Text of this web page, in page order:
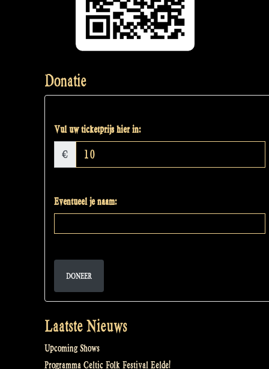
Donatie
Vul uw ticketprijs hier in:
€
Eventueel je naam:
DONEER
Laatste Nieuws
Upcoming Shows
Programma Celtic Folk Festival Eelde!